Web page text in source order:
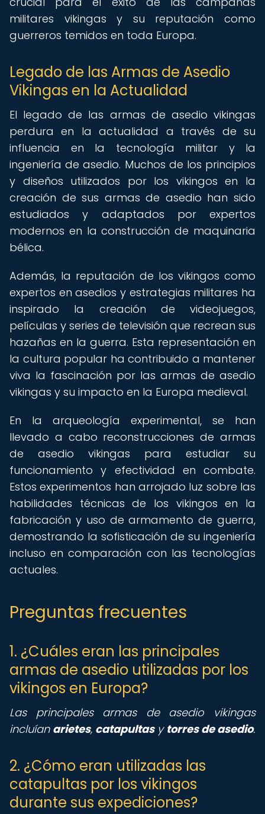
militares vikingas y su reputación como
guerreros temidos en toda Europa.
Legado de las Armas de Asedio
Vikingas en la Actualidad
El legado de las armas de asedio vikingas
perdura en la actualidad a través de su
influencia en la tecnología militar y la
ingeniería de asedio. Muchos de los principios
y diseños utilizados por los vikingos en la
creación de sus armas de asedio han sido
estudiados y adaptados por expertos
modernos en la construcción de maquinaria
bélica.
Además, la reputación de los vikingos como
expertos en asedios y estrategias militares ha
inspirado la creación de videojuegos,
películas y series de televisión que recrean sus
hazañas en la guerra. Esta representación en
la cultura popular ha contribuido a mantener
viva la fascinación por las armas de asedio
vikingas y su impacto en la Europa medieval.
En la arqueología experimental, se han
llevado a cabo reconstrucciones de armas
de asedio vikingas para estudiar su
funcionamiento y efectividad en combate.
Estos experimentos han arrojado luz sobre las
habilidades técnicas de los vikingos en la
fabricación y uso de armamento de guerra,
demostrando la sofisticación de su ingeniería
incluso en comparación con las tecnologías
actuales.
Preguntas frecuentes
1. ¿Cuáles eran las principales
armas de asedio utilizadas por los
vikingos en Europa?
Las principales armas de asedio vikingas
incluían arietes, catapultasy torres de asedio.
2. ¿Cómo eran utilizadas las
catapultas por los vikingos
durante sus expediciones?